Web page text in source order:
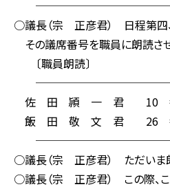
○議長（宗 正彦君） 日程第四
その議席番号を職員に朗読させ
〔職員朗読〕
佐 田 頴 一 君 10
飯 田 敬 文 君 26
○議長（宗 正彦君） ただいま朗
○議長（宗 正彦君） この際、